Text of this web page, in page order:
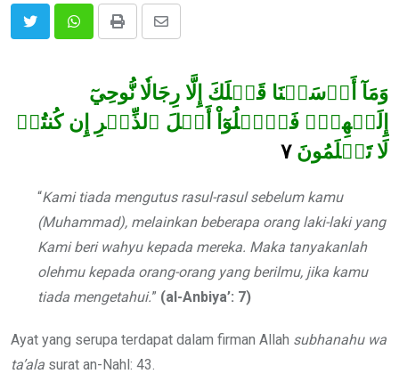
Print
Share
Email
وَمَآ أَرۡسَلۡنَا قَبۡلَكَ إِلَّا رِجَالٗا نُّوحِيٓ
إِلَيۡهِمۡۖ فَسۡ‍َٔلُوٓاْ أَهۡلَ ٱلذِّكۡرِ إِن كُنتُمۡ
لَا تَعۡلَمُونَ ٧
“Kami tiada mengutus rasul-rasul sebelum kamu
(Muhammad), melainkan beberapa orang laki-laki yang
Kami beri wahyu kepada mereka. Maka tanyakanlah
olehmu kepada orang-orang yang berilmu, jika kamu
tiada mengetahui.” (al-Anbiya’: 7)
Ayat yang serupa terdapat dalam firman Allah subhanahu wa
ta’ala surat an-Nahl: 43.